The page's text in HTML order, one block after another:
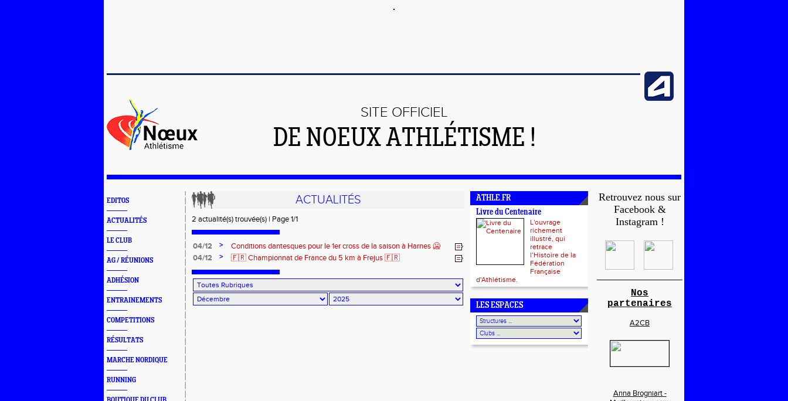
SITE OFFICIEL
DE NOEUX ATHLÉTISME !
EDITOS
ACTUALITÉS
LE CLUB
AG / RÉUNIONS
ADHÉSION
ENTRAINEMENTS
COMPETITIONS
RÉSULTATS
MARCHE NORDIQUE
RUNNING
ACTUALITÉS
2 actualité(s) trouvée(s) | Page 1/1
04/12 >
Conditions dantesques pour le 1er cross de la saison à Harnes 🥶
04/12
> 🇫🇷 Championnat de France du 5 km à Frejus 🇫🇷
ATHLE.FR
Livre du Centenaire
L'ouvrage
richement
illustré, qui
retrace
l’Histoire de la
Fédération
Française
d'Athlétisme.
LES ESPACES
Retrouvez nous sur
Facebook &
Instagram !
Nos
partenaires
A2CB
Anna Brogniart -